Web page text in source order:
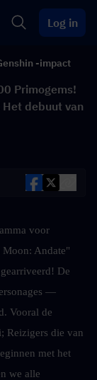
Log in
-impact
Primogems!
debuut van
voor
Moon: Andate"
De
—
Vooral de
Reizigers die van
met het
we alle